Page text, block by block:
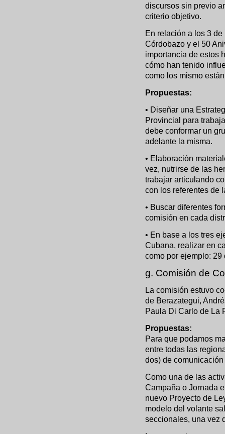
discursos sin previo
criterio objetivo.
En relación a los 3
Córdobazo y el 50
importancia de estos
cómo han tenido
como los mismo
Propuestas:
• Diseñar una
Provincial para
debe conformar un
adelante la misma.
• Elaboración
vez, nutrirse de las
trabajar articulando
con los referentes de
• Buscar diferentes
comisión en cada
• En base a los tres
Cubana, realizar en
como por ejemplo: 29
g. Comisión de
La comisión estuvo
de Berazategui,
Paula Di Carlo de La
Propuestas:
Para que podamos
entre todas las
dos) de
Como una de las
Campaña o Jornada
nuevo Proyecto de
modelo del volante
seccionales, una vez